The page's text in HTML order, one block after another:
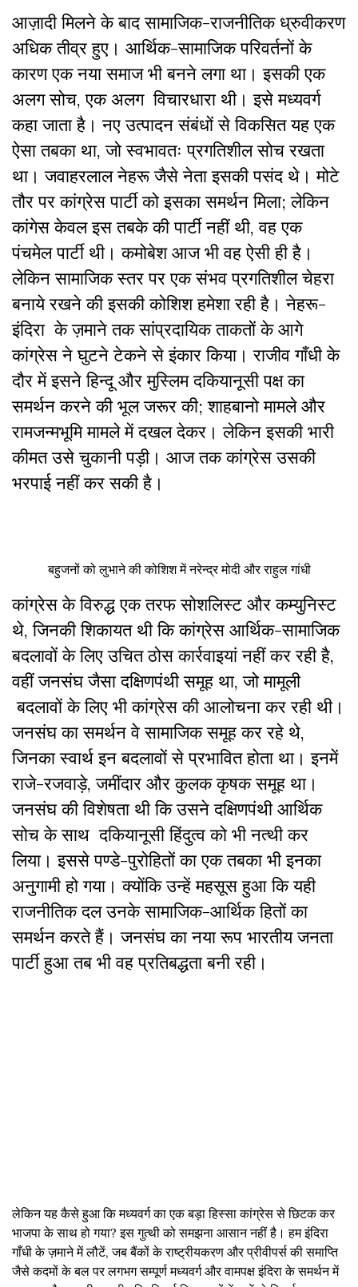
आज़ादी मिलने के बाद सामाजिक-राजनीतिक ध्रुवीकरण
अधिक तीव्र हुए। आर्थिक-सामाजिक परिवर्तनों के
कारण एक नया समाज भी बनने लगा था। इसकी एक
अलग सोच, एक अलग विचारधारा थी। इसे मध्यवर्ग
कहा जाता है। नए उत्पादन संबंधों से विकसित यह एक
ऐसा तबका था, जो स्वभावतः प्रगतिशील सोच रखता
था। जवाहरलाल नेहरू जैसे नेता इसकी पसंद थे। मोटे
तौर पर कांग्रेस पार्टी को इसका समर्थन मिला; लेकिन
कांगेस केवल इस तबके की पार्टी नहीं थी, वह एक
पंचमेल पार्टी थी। कमोबेश आज भी वह ऐसी ही है।
लेकिन सामाजिक स्तर पर एक संभव प्रगतिशील चेहरा
बनाये रखने की इसकी कोशिश हमेशा रही है। नेहरू-
इंदिरा के ज़माने तक सांप्रदायिक ताकतों के आगे
कांग्रेस ने घुटने टेकने से इंकार किया। राजीव गाँधी के
दौर में इसने हिन्दू और मुस्लिम दकियानूसी पक्ष का
समर्थन करने की भूल जरूर की; शाहबानो मामले और
रामजन्मभूमि मामले में दखल देकर। लेकिन इसकी भारी
कीमत उसे चुकानी पड़ी। आज तक कांग्रेस उसकी
भरपाई नहीं कर सकी है।
बहुजनों को लुभाने की कोशिश में नरेन्द्र मोदी और राहुल गांधी
कांग्रेस के विरुद्ध एक तरफ सोशलिस्ट और कम्युनिस्ट
थे, जिनकी शिकायत थी कि कांग्रेस आर्थिक-सामाजिक
बदलावों के लिए उचित ठोस कार्रवाइयां नहीं कर रही है,
वहीं जनसंघ जैसा दक्षिणपंथी समूह था, जो मामूली
बदलावों के लिए भी कांग्रेस की आलोचना कर रही थी।
जनसंघ का समर्थन वे सामाजिक समूह कर रहे थे,
जिनका स्वार्थ इन बदलावों से प्रभावित होता था। इनमें
राजे-रजवाड़े, जमींदार और कुलक कृषक समूह था।
जनसंघ की विशेषता थी कि उसने दक्षिणपंथी आर्थिक
सोच के साथ दकियानूसी हिंदुत्व को भी नत्थी कर
लिया। इससे पण्डे-पुरोहितों का एक तबका भी इनका
अनुगामी हो गया। क्योंकि उन्हें महसूस हुआ कि यही
राजनीतिक दल उनके सामाजिक-आर्थिक हितों का
समर्थन करते हैं। जनसंघ का नया रूप भारतीय जनता
पार्टी हुआ तब भी वह प्रतिबद्धता बनी रही।
लेकिन यह कैसे हुआ कि मध्यवर्ग का एक बड़ा हिस्सा कांग्रेस से छिटक कर
भाजपा के साथ हो गया? इस गुत्थी को समझना आसान नहीं है। हम इंदिरा
गाँधी के ज़माने में लौटें, जब बैंकों के राष्ट्रीयकरण और प्रीवीपर्स की समाप्ति
जैसे कदमों के बल पर लगभग सम्पूर्ण मध्यवर्ग और वामपक्ष इंदिरा के समर्थन में